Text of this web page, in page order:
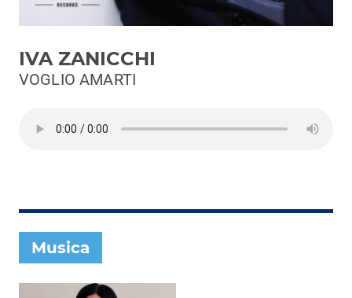
Radio Subasio
Radio Subasio +
Radio Suby
Foto
Speciali
IVA ZANICCHI
VOGLIO AMARTI
Musica